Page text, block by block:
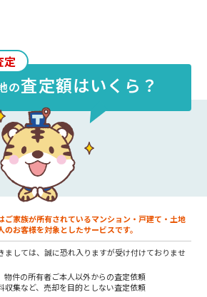
/坪（約
定
の査定額はいくら？
ご家族が所有されているマンション・戸建て・土地
お客様を対象としたサービスです。
ましては、誠に恐れ入りますが受け付けておりませ
物件の所有者ご本人以外からの査定依頼
収集など、売却を目的としない査定依頼